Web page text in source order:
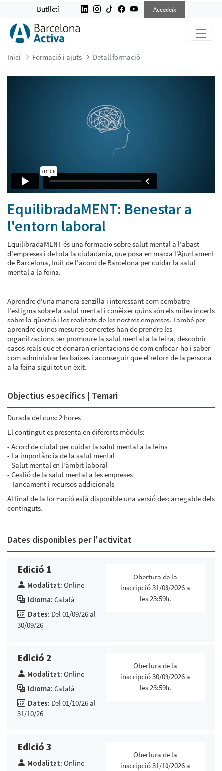
EQUILIBRADAMENT: BENESTAR A
Butlletí Accedeix
Inici Formació i ajuts Detall formació
EquilibradaMENT: Benestar a
l'entorn laboral
EquilibradaMENT és una formació sobre salut mental a l'abast
d'empreses i de tota la ciutadania, que posa en marxa l'Ajuntament
de Barcelona, fruit de l'acord de Barcelona per cuidar la salut
mental a la feina.
Aprendre d'una manera senzilla i interessant com combatre
l'estigma sobre la salut mental i conèixer quins són els mites incerts
sobre la qüestió i les realitats de les nostres empreses. També per
aprendre quines mesures concretes han de prendre les
organitzacions per promoure la salut mental a la feina, descobrir
casos reals que et donaran orientacions de com enfocar-ho i saber
com administrar les baixes i aconseguir que el retorn de la persona
a la feina sigui tot un èxit.
Objectius específics | Temari
Durada del curs: 2 hores
El contingut es presenta en diferents mòduls:
- Acord de ciutat per cuidar la salut mental a la feina
- La importància de la salut mental
- Salut mental en l'àmbit laboral
- Gestió de la salut mental a les empreses
- Tancament i recursos addicionals
Al final de la formació està disponible una versió descarregable dels
continguts.
Dates disponibles per l'activitat
Edició 1
Modalitat: Online
Idioma: Català
Dates: Del 01/09/26 al
30/09/26
Obertura de la
inscripció 31/08/2026 a
les 23:59h.
Edició 2
Modalitat: Online
Idioma: Català
Dates: Del 01/10/26 al
31/10/26
Obertura de la
inscripció 30/09/2026 a
les 23:59h.
Edició 3
Modalitat: Online
Obertura de la
inscripció 31/10/2026 a